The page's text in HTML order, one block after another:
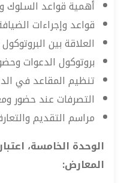
أهمية قواعد السلوك
قواعد وإجراءات
العلاقة بين
بروتوكول الدعوات
تنظيم المقاعد في
التصرفات عند حضور
مراسم التقديم
الوحدة الخامسة،
المعارض: